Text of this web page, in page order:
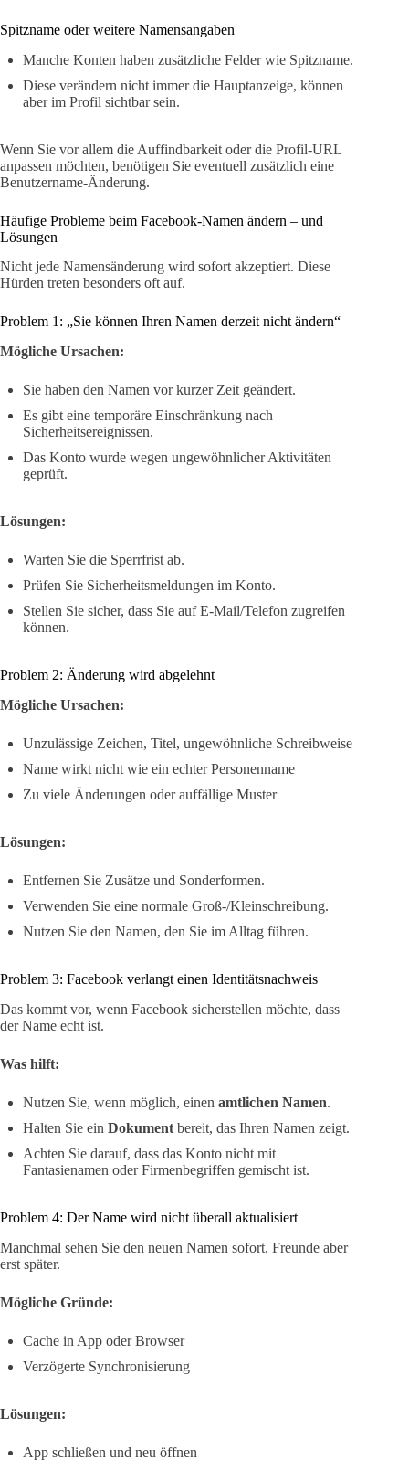
Spitzname oder weitere Namensangaben
Manche Konten haben zusätzliche Felder wie Spitzname.
Diese verändern nicht immer die Hauptanzeige, können
aber im Profil sichtbar sein.
Wenn Sie vor allem die Auffindbarkeit oder die Profil-URL
anpassen möchten, benötigen Sie eventuell zusätzlich eine
Benutzername-Änderung.
Häufige Probleme beim Facebook-Namen ändern – und
Lösungen
Nicht jede Namensänderung wird sofort akzeptiert. Diese
Hürden treten besonders oft auf.
Problem 1: „Sie können Ihren Namen derzeit nicht ändern“
Mögliche Ursachen:
Sie haben den Namen vor kurzer Zeit geändert.
Es gibt eine temporäre Einschränkung nach
Sicherheitsereignissen.
Das Konto wurde wegen ungewöhnlicher Aktivitäten
geprüft.
Lösungen:
Warten Sie die Sperrfrist ab.
Prüfen Sie Sicherheitsmeldungen im Konto.
Stellen Sie sicher, dass Sie auf E-Mail/Telefon zugreifen
können.
Problem 2: Änderung wird abgelehnt
Mögliche Ursachen:
Unzulässige Zeichen, Titel, ungewöhnliche Schreibweise
Name wirkt nicht wie ein echter Personenname
Zu viele Änderungen oder auffällige Muster
Lösungen:
Entfernen Sie Zusätze und Sonderformen.
Verwenden Sie eine normale Groß-/Kleinschreibung.
Nutzen Sie den Namen, den Sie im Alltag führen.
Problem 3: Facebook verlangt einen Identitätsnachweis
Das kommt vor, wenn Facebook sicherstellen möchte, dass
der Name echt ist.
Was hilft:
Nutzen Sie, wenn möglich, einen amtlichen Namen.
Halten Sie ein Dokument bereit, das Ihren Namen zeigt.
Achten Sie darauf, dass das Konto nicht mit
Fantasienamen oder Firmenbegriffen gemischt ist.
Problem 4: Der Name wird nicht überall aktualisiert
Manchmal sehen Sie den neuen Namen sofort, Freunde aber
erst später.
Mögliche Gründe:
Cache in App oder Browser
Verzögerte Synchronisierung
Lösungen:
App schließen und neu öffnen